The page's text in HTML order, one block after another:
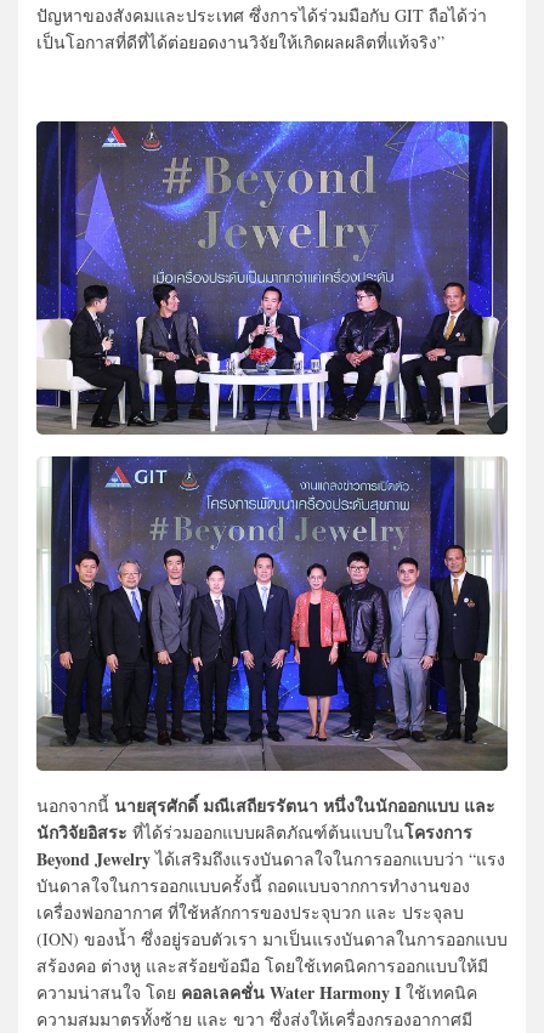
ปัญหาของสังคมและประเทศ ซึ่งการได้ร่วมมือกับ GIT ถือได้ว่า
เป็นโอกาสที่ดีที่ได้ต่อยอดงานวิจัยให้เกิดผลผลิตที่แท้จริง”
นอกจากนี้ นายสุรศักดิ์ มณีเสถียรรัตนา หนึ่งในนักออกแบบ และ
นักวิจัยอิสระ ที่ได้ร่วมออกแบบผลิตภัณฑ์ต้นแบบในโครงการ
Beyond Jewelryได้เสริมถึงแรงบันดาลใจในการออกแบบว่า “แรง
บันดาลใจในการออกแบบครั้งนี้ ถอดแบบจากการทำงานของ
เครื่องฟอกอากาศ ที่ใช้หลักการของประจุบวก และ ประจุลบ
(ION) ของน้ำ ซึ่งอยู่รอบตัวเรา มาเป็นแรงบันดาลในการออกแบบ
สร้องคอ ต่างหู และสร้อยข้อมือ โดยใช้เทคนิคการออกแบบให้มี
ความน่าสนใจ โดย คอลเลคชั่น Water Harmony I ใช้เทคนิค
ความสมมาตรทั้งซ้าย และ ขวา ซึ่งส่งให้เครื่องกรองอากาศมี